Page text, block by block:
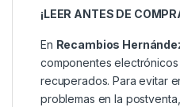
¡LEER ANTES DE
En Recambios
componentes
recuperados. Para evitar
problemas en la